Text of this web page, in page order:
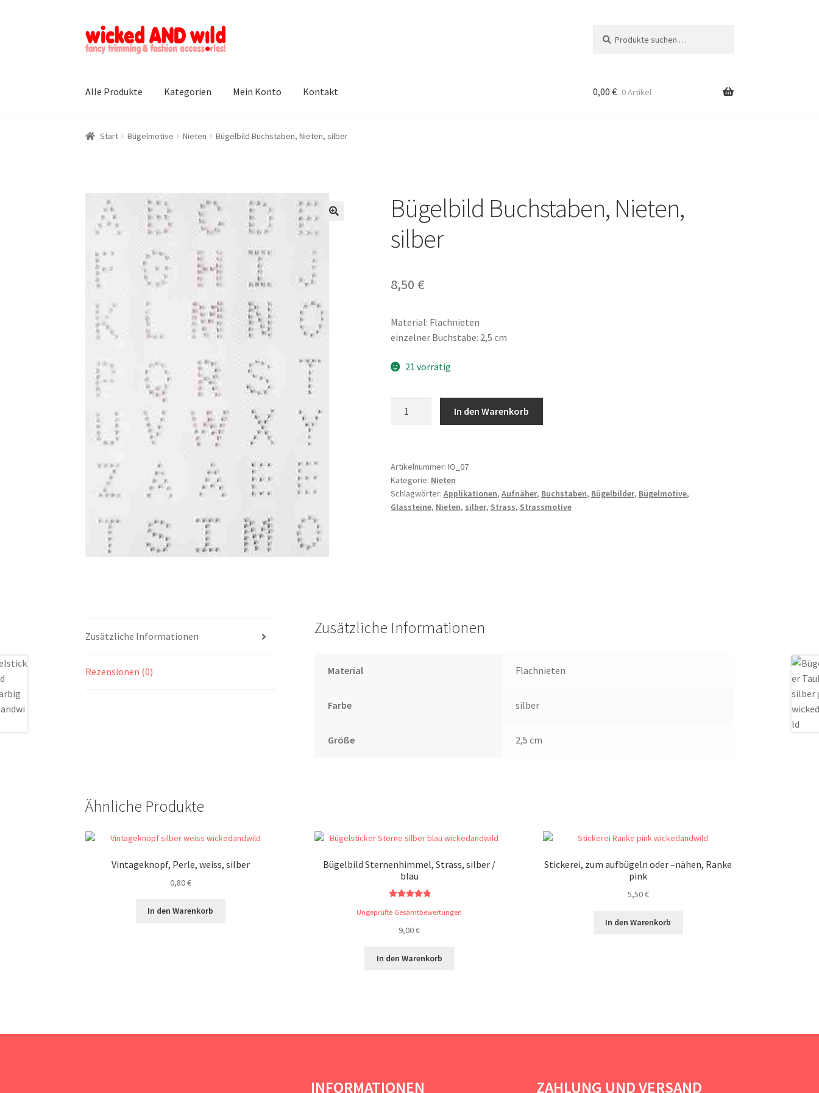
Zur
Navigation
Zum
Inhalt
nach:
Alle Produkte Kategorien Mein Konto Kontakt 0,00 € 0 Artikel
Start Bügelmotive Nieten Bügelbild Buchstaben, Nieten, silber
Bügelbild Buchstaben, Nieten,
silber
8,50 €
Material: Flachnieten
einzelner Buchstabe: 2,5 cm
21 vorrätig
Menge
In den Warenkorb
Artikelnummer: IO_07
Kategorie: Nieten
Schlagwörter: Applikationen, Aufnäher, Buchstaben, Bügelbilder, Bügelmotive,
Glassteine, Nieten, silber, Strass, Strassmotive
Zusätzliche Informationen
Rezensionen (0)
Zusätzliche Informationen
Material Flachnieten
Farbe silber
Größe 2,5 cm
Ähnliche Produkte
Vintageknopf, Perle, weiss, silber
0,80€
In den Warenkorb
Bügelbild Sternenhimmel, Strass, silber /
blau
5.00von 5
Ungeprüfte Gesamtbewertungen
9,00€
In den Warenkorb
Stickerei, zum aufbügeln oder –nähen, Ranke
pink
5,50€
In den Warenkorb
INFORMATIONEN ZAHLUNG UND VERSAND